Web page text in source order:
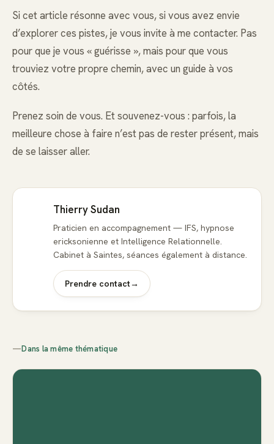
Si cet article résonne avec vous, si vous avez envie
d’explorer ces pistes, je vous invite à me contacter. Pas
pour que je vous « guérisse », mais pour que vous
trouviez votre propre chemin, avec un guide à vos
côtés.
Prenez soin de vous. Et souvenez-vous : parfois, la
meilleure chose à faire n’est pas de rester présent, mais
de se laisser aller.
Thierry Sudan
Praticien en accompagnement — IFS, hypnose
ericksonienne et Intelligence Relationnelle.
Cabinet à Saintes, séances également à distance.
Prendre contact→
—Dans la même thématique